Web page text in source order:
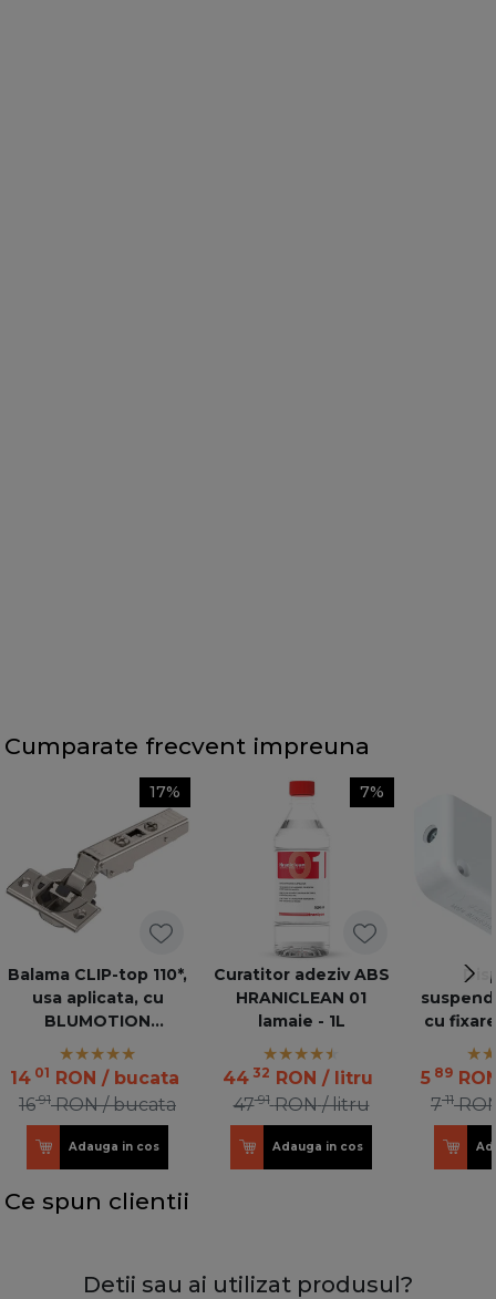
Cumparate frecvent impreuna
17%
Balama CLIP-top 110*,
usa aplicata, cu
BLUMOTION
incorporat
14 01 RON / bucata
1691 RON / bucata
Adauga in cos
7%
Curatitor adeziv ABS
HRANICLEAN 01
lamaie - 1L
44 32 RON / litru
4791 RON / litru
Adauga in cos
cu
Alb
5 89
711
Ce spun clientii
Detii sau ai utilizat produsul?